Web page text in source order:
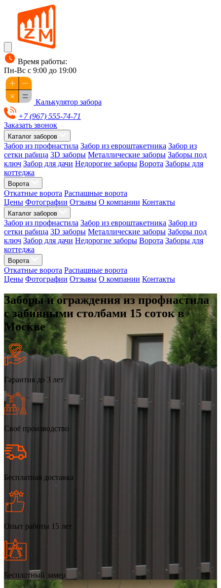
Время работы:
Пн-Вс с 9:00 до 19:00
Калькулятор забора
+7 (967) 555-74-71
Заказать звонок
Каталог заборов
Забор из профнастила Забор из евроштакетника Забор из
сетки рабица 3D заборы Металлические заборы Заборы под
ключ Забор для дачи Недорогие заборы Ворота Заборы для
коттеджа
Ворота
Откатные ворота Распашные ворота
Цены Фотографии Отзывы О компании Контакты
Каталог заборов
Забор из профнастила Забор из евроштакетника Забор из
сетки рабица 3D заборы Металлические заборы Заборы под
ключ Забор для дачи Недорогие заборы Ворота Заборы для
коттеджа
Ворота
Откатные ворота Распашные ворота
Цены Фотографии Отзывы О компании Контакты
Заборы и ограждения из профнастила
с забивными столбами 15 соток в
Москве
Гарантия до 3 лет
Своё производство
Бесплатная доставка
Опыт работы 15 лет
Бесплатный замер